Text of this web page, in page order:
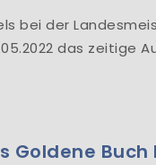
bei der
das zeitige
Goldene